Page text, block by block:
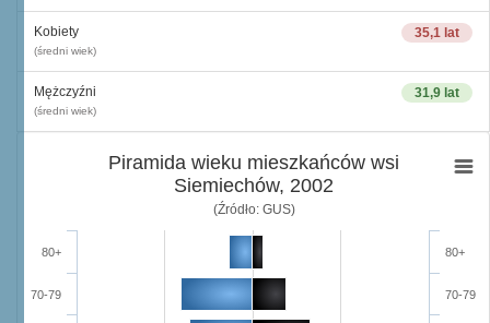
35,1 lat
Kobiety
(średni wiek)
31,9 lat
Mężczyźni
(średni wiek)
Piramida wieku mieszkańców wsi
Siemiechów, 2002
(Źródło: GUS)
70-79
80+
70-79
80+